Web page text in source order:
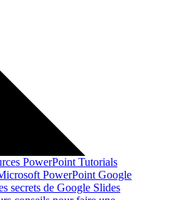
PowerPoint Tutorials
PowerPoint Google
secrets de Google Slides